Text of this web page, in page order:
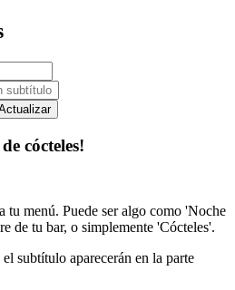
cócteles!
tu menú. Puede ser algo como 'Noche
de tu bar, o simplemente 'Cócteles'.
subtítulo aparecerán en la parte